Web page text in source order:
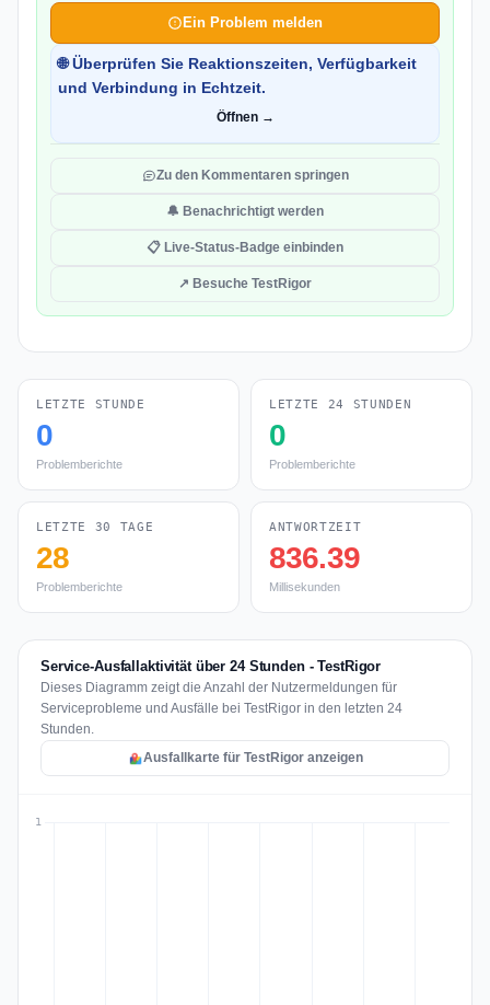
Ein Problem melden
🌐 Überprüfen Sie Reaktionszeiten, Verfügbarkeit
und Verbindung in Echtzeit.
Öffnen →
Zu den Kommentaren springen
🔔 Benachrichtigt werden
📋 Live-Status-Badge einbinden
↗ Besuche TestRigor
LETZTE STUNDE
0
Problemberichte
LETZTE 24 STUNDEN
0
Problemberichte
LETZTE 30 TAGE
28
Problemberichte
ANTWORTZEIT
836.39
Millisekunden
Service-Ausfallaktivität über 24 Stunden - TestRigor
Dieses Diagramm zeigt die Anzahl der Nutzermeldungen für
Serviceprobleme und Ausfälle bei TestRigor in den letzten 24
Stunden.
Ausfallkarte für TestRigor anzeigen